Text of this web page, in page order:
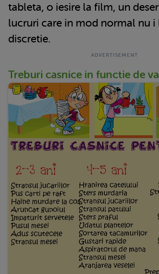
tableta, o iesire la film, un
lucruri care in mod normal nu i
discretie.
Treburi casnice in functie de